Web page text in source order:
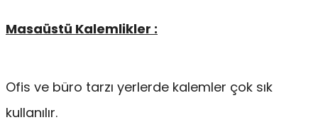
Masaüstü Kalemlikler :
Ofis ve büro tarzı yerlerde kalemler çok sık
kullanılır.